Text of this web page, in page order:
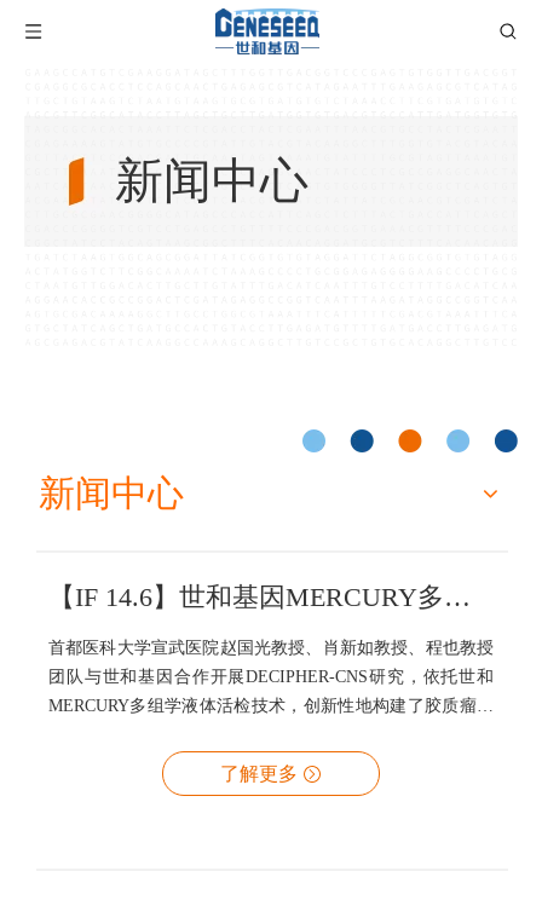
新闻中心
新闻中心
【IF 14.6】世和基因MERCURY多组学液体活检实现脑肿瘤术前无创良恶性鉴别
首都医科大学宣武医院赵国光教授、肖新如教授、程也教授
团队与世和基因合作开展DECIPHER-CNS研究，依托世和
MERCURY多组学液体活检技术，创新性地构建了胶质瘤与
提供了新工具。
了解更多